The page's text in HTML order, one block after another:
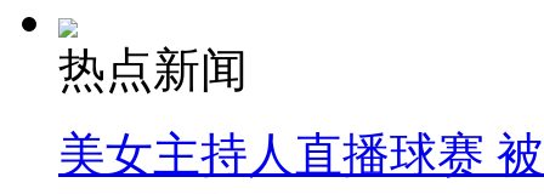
热点新闻
美女主持人直播球赛